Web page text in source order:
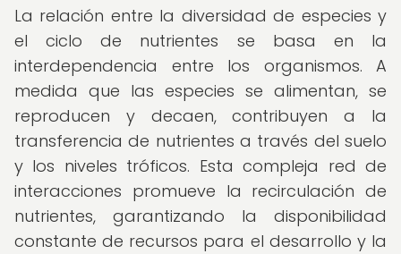
La relación entre la diversidad de especies y
el ciclo de nutrientes se basa en la
interdependencia entre los organismos. A
medida que las especies se alimentan, se
reproducen y decaen, contribuyen a la
transferencia de nutrientes a través del suelo
y los niveles tróficos. Esta compleja red de
interacciones promueve la recirculación de
nutrientes, garantizando la disponibilidad
constante de recursos para el desarrollo y la